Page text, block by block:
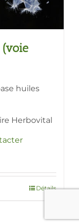
huiles
Herbovital
Détails